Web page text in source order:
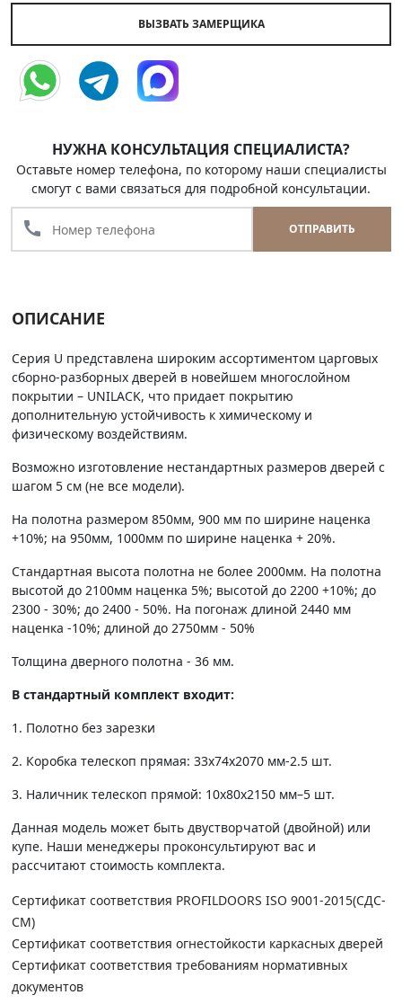
ВЫЗВАТЬ ЗАМЕРЩИКА
НУЖНА КОНСУЛЬТАЦИЯ СПЕЦИАЛИСТА?
Оставьте номер телефона, по которому наши специалисты
смогут с вами связаться для подробной консультации.
call ОТПРАВИТЬ
ОПИСАНИЕ
Серия U представлена широким ассортиментом царговых
сборно-разборных дверей в новейшем многослойном
покрытии – UNILACK, что придает покрытию
дополнительную устойчивость к химическому и
физическому воздействиям.
Возможно изготовление нестандартных размеров дверей с
шагом 5 см (не все модели).
На полотна размером 850мм, 900 мм по ширине наценка
+10%; на 950мм, 1000мм по ширине наценка + 20%.
Стандартная высота полотна не более 2000мм. На полотна
высотой до 2100мм наценка 5%; высотой до 2200 +10%; до
2300 - 30%; до 2400 - 50%. На погонаж длиной 2440 мм
наценка -10%; длиной до 2750мм - 50%
Толщина дверного полотна - 36 мм.
В стандартный комплект входит:
1. Полотно без зарезки
2. Коробка телескоп прямая: 33х74х2070 мм-2.5 шт.
3. Наличник телескоп прямой: 10х80х2150 мм–5 шт.
Данная модель может быть двустворчатой (двойной) или
купе. Наши менеджеры проконсультируют вас и
рассчитают стоимость комплекта.
Сертификат соответствия PROFILDOORS ISO 9001-2015(СДС-
СМ)
Сертификат соответствия огнестойкости каркасных дверей
Сертификат соответствия требованиям нормативных
документов